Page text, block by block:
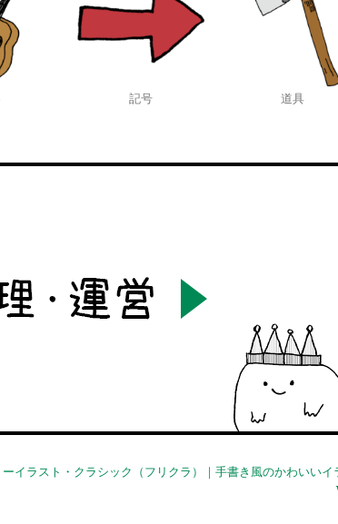
記号 道具
ーイラスト・クラシック（フリクラ）｜手書き風のかわいい